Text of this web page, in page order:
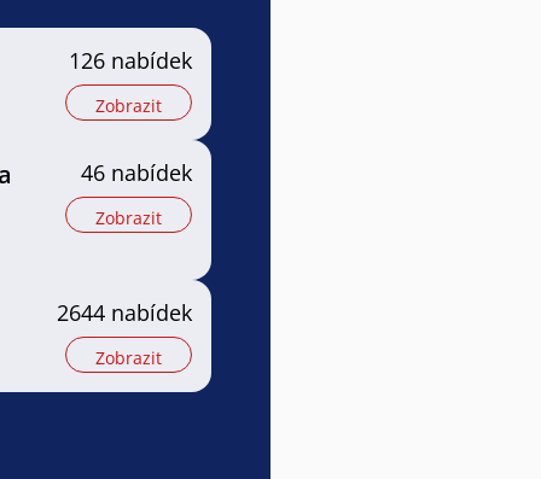
126 nabídek
Zobrazit
46 nabídek
Zobrazit
2644 nabídek
Zobrazit